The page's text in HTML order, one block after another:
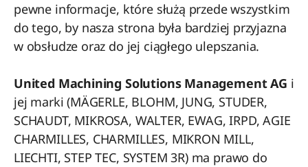
pewne informacje, które służą przede wszystkim
do tego, by nasza strona była bardziej przyjazna
w obsłudze oraz do jej ciągłego ulepszania.
United Machining Solutions Management AG i
jej marki (MÄGERLE, BLOHM, JUNG, STUDER,
SCHAUDT, MIKROSA, WALTER, EWAG, IRPD, AGIE
CHARMILLES, CHARMILLES, MIKRON MILL,
LIECHTI, STEP TEC, SYSTEM 3R) ma prawo do